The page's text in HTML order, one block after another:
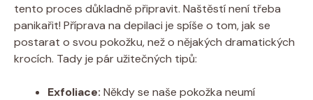
tento proces důkladně připravit. Naštěstí není třeba
panikařit! Příprava na depilaci je spíše o tom, jak se
postarat o svou pokožku, než o nějakých dramatických
krocích. Tady je pár užitečných tipů:
Exfoliace: Někdy se naše pokožka neumí